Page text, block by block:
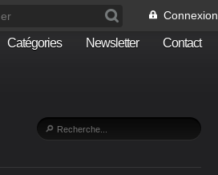
Connexion
Catégories Newsletter Contact